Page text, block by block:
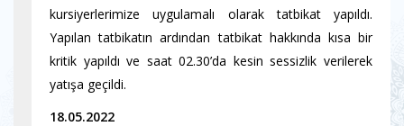
kursiyerlerimize uygulamalı olarak tatbikat yapıldı.
Yapılan tatbikatın ardından tatbikat hakkında kısa bir
kritik yapıldı ve saat 02.30’da kesin sessizlik verilerek
yatışa geçildi.
18.05.2022